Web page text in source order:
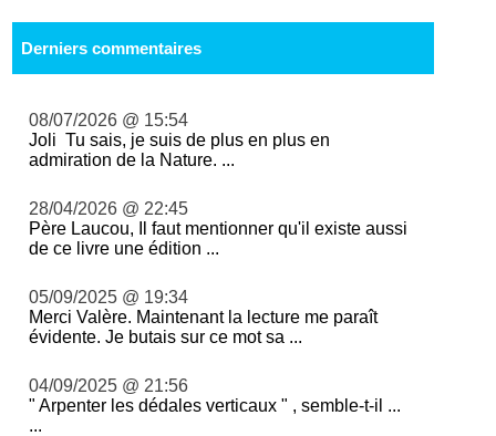
Derniers commentaires
08/07/2026 @ 15:54
Joli Tu sais, je suis de plus en plus en
admiration de la Nature. ...
28/04/2026 @ 22:45
Père Laucou, Il faut mentionner qu'il existe aussi
de ce livre une édition ...
05/09/2025 @ 19:34
Merci Valère. Maintenant la lecture me paraît
évidente. Je butais sur ce mot sa ...
04/09/2025 @ 21:56
" Arpenter les dédales verticaux " , semble-t-il ...
...